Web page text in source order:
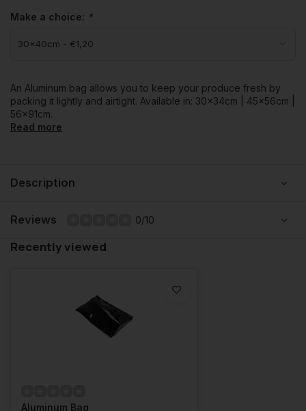
Make a choice: *
An Aluminum bag allows you to keep your produce fresh by
packing it lightly and airtight. Available in: 30x34cm | 45x56cm |
56x91cm.
Read more
Description
Reviews 0/10
Recently viewed
Aluminum Bag